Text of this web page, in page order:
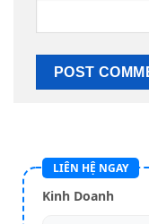
LIÊN HỆ NGAY
Kinh Doanh